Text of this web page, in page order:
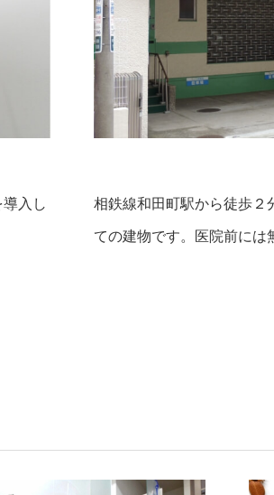
入し 相鉄線和田町駅から徒歩２
ての建物です。医院前には